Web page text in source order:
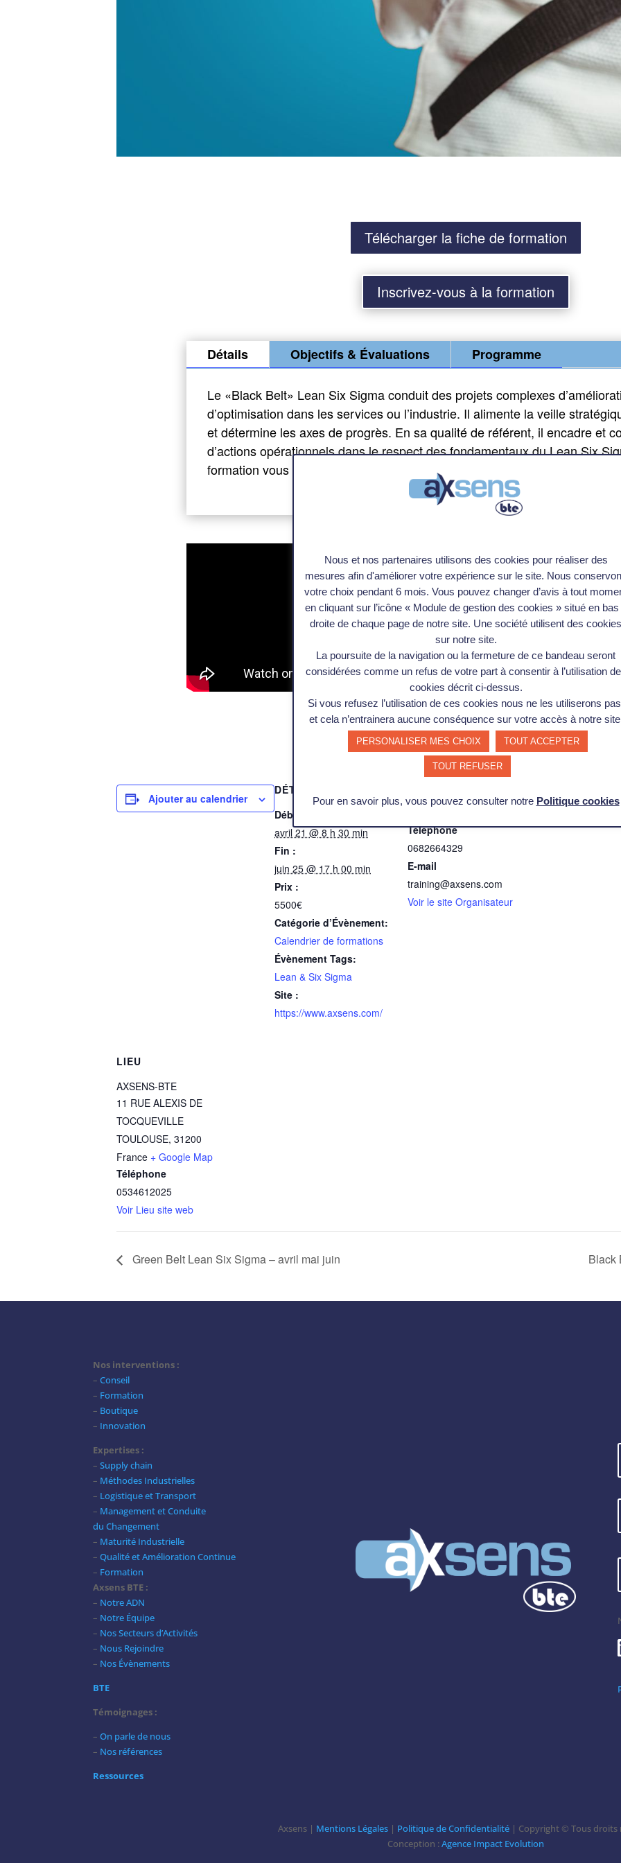
Télécharger la fiche de formation
Inscrivez-vous à la formation
Détails Objectifs & Évaluations Programme
Le «Black Belt» Lean Six Sigma conduit des projets complexes
d’optimisation dans les services ou l’industrie. Il alimente la veille
et détermine les axes de progrès. En sa qualité de référent, il encadre et
d’actions opérationnels dans le respect des fondamentaux du Lean Six
formation vous permet de gagner en expertise et de concevoir les
Ajouter au calendrier
DÉTAILS
Début :
avril 21 @ 8 h 30 min
Fin :
juin 25 @ 17 h 00 min
Prix :
5500€
Catégorie d’Évènement:
Calendrier de formations
Évènement Tags:
Lean & Six Sigma
Site :
https://www.axsens.com/
Téléphone
0682664329
E-mail
training@axsens.com
Voir le site Organisateur
LIEU
AXSENS-BTE
11 RUE ALEXIS DE
TOCQUEVILLE
TOULOUSE, 31200
France + Google Map
Téléphone
0534612025
Voir Lieu site web
Green Belt Lean Six Sigma – avril mai juin Black
Nos interventions :
–Conseil
– Formation
– Boutique
– Innovation
Expertises :
–Supply chain
– Méthodes Industrielles
– Logistique et Transport
– Management et Conduite
du Changement
– Maturité Industrielle
–Qualité et Amélioration Continue
– Formation
Axsens BTE :
– Notre ADN
– Notre Équipe
– Nos Secteurs d’Activités
– Nous Rejoindre
– Nos Évènements
BTE
Témoignages :
–On parle de nous
– Nos références
Ressources
Axsens | Mentions Légales| Politique de Confidentialité| Copyright © Tous droits
Conception :Agence Impact Evolution
Nous et nos partenaires utilisons des cookies pour réaliser des
mesures afin d'améliorer votre expérience sur le site. Nous
votre choix pendant 6 mois. Vous pouvez changer d’avis à tout
en cliquant sur l’icône « Module de gestion des cookies » situé en bas
droite de chaque page de notre site. Une société utilisent des cookies
sur notre site.
La poursuite de la navigation ou la fermeture de ce bandeau seront
considérées comme un refus de votre part à consentir à l’utilisation
cookies décrit ci-dessus.
Si vous refusez l’utilisation de ces cookies nous ne les utiliserons
et cela n’entrainera aucune conséquence sur votre accès à notre
PERSONALISER MES CHOIX TOUT ACCEPTER
TOUT REFUSER
Pour en savoir plus, vous pouvez consulter notre Politique cookies